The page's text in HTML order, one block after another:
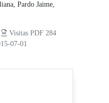
Pardo Jaime,
Visitas PDF 284
07-01